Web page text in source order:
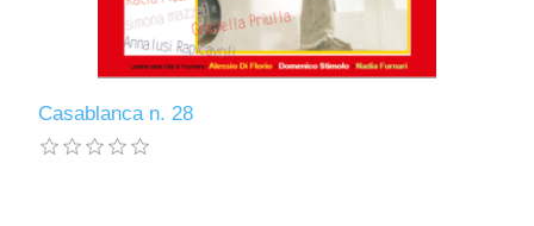
Casablanca n. 28